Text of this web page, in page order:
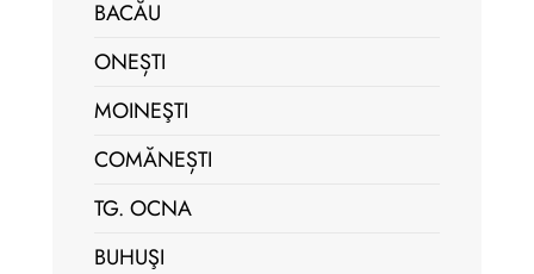
BACĂU
ONEȘTI
MOINEŞTI
COMĂNEȘTI
TG. OCNA
BUHUŞI